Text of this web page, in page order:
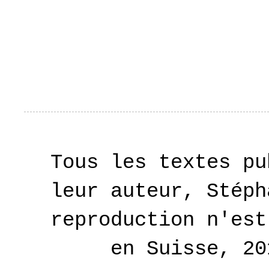
Tous les textes
leur auteur,
reproduction
en Suisse,